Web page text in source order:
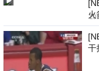
火
干